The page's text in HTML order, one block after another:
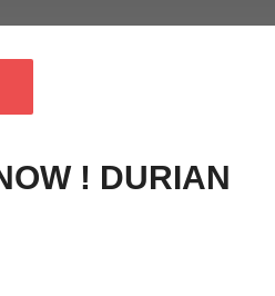
! DURIAN